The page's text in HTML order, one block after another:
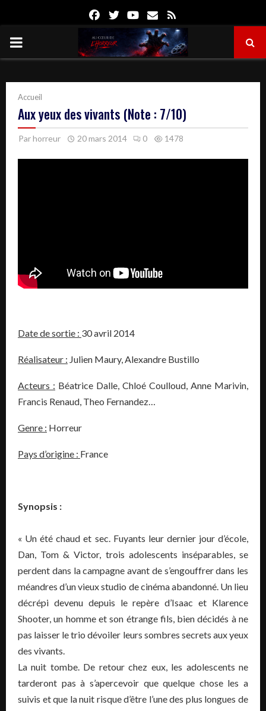
FacebookTwitterYoutube
Email
PRIMARY
Accueil
Aux yeux des vivants (Note : 7/10)
Parhorreur 20 mars 2014 0 1478
Date de sortie : 30 avril 2014
Réalisateur : Julien Maury, Alexandre Bustillo
Acteurs : Béatrice Dalle, Chloé Coulloud, Anne Marivin,
Francis Renaud, Theo Fernandez…
Genre : Horreur
Pays d’origine : France
Synopsis :
« Un été chaud et sec. Fuyants leur dernier jour d’école,
Dan, Tom & Victor, trois adolescents inséparables, se
perdent dans la campagne avant de s’engouffrer dans les
méandres d’un vieux studio de cinéma abandonné. Un lieu
décrépi devenu depuis le repère d’Isaac et Klarence
Shooter, un homme et son étrange fils, bien décidés à ne
pas laisser le trio dévoiler leurs sombres secrets aux yeux
des vivants.
La nuit tombe. De retour chez eux, les adolescents ne
tarderont pas à s’apercevoir que quelque chose les a
suivis et que la nuit risque d’être l’une des plus longues de